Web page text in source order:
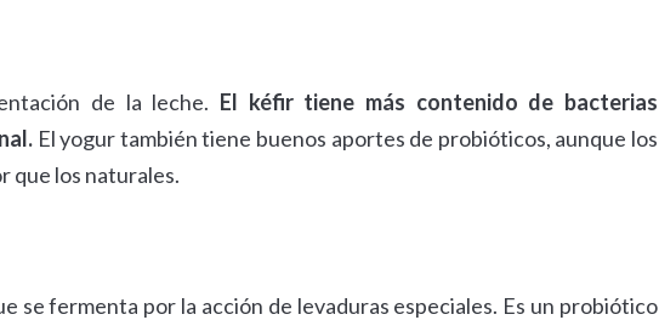
de la leche. El kéfir tiene más contenido de bacterias
El yogur también tiene buenos aportes de probióticos, aunque los
que los naturales.
se fermenta por la acción de levaduras especiales. Es un probiótico